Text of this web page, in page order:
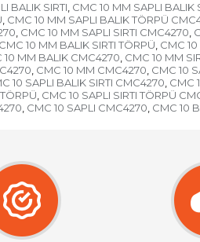
BALIK SIRTI, CMC 10 MM SAPLI BALIK
, CMC 10 MM SAPLI BALIK TÖRPÜ
, CMC 10 MM SAPLI SIRTI CMC4270,
CMC 10 MM BALIK SIRTI TÖRPÜ, CMC
10 MM BALIK CMC4270, CMC 10 MM
, CMC 10 MM CMC4270, CMC 10
10 SAPLI BALIK SIRTI CMC4270, CMC
, CMC 10 SAPLI SIRTI TÖRPÜ
, CMC 10 SAPLI CMC4270, CMC 10